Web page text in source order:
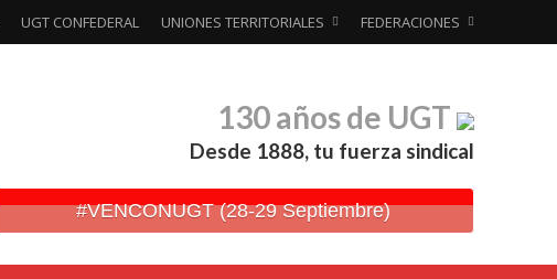
UGT CONFEDERAL UNIONES TERRITORIALES FEDERACIONES
130 años de UGT
Desde 1888, tu fuerza sindical
#VENCONUGT (28-29 Septiembre)